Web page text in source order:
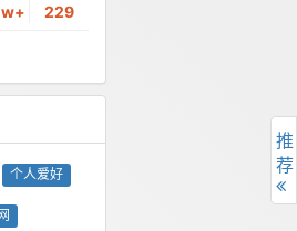
229
个人爱好
推
荐